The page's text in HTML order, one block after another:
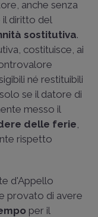
anche senza
diritto del
sostitutiva.
costituisce, ai
né restituibili
se il datore di
messo il
delle ferie
rispetto
d'Appello
provato di avere
per il